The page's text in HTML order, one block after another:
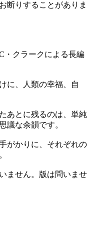
断りすることがありま
・クラークによる長編
に、人類の幸福、自
あとに残るのは、単純
議な余韻です。
がかりに、それぞれの
ません。版は問いませ